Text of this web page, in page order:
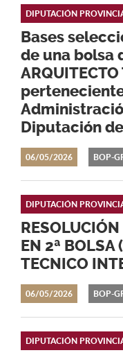
06/05/2026
Bases
de una bolsa
ARQUITECTO
Diputación
DIPUTACIÓN
BOP-
06/05/2026
EN 2ª BOLSA
TECNICO
DIPUTACIÓN
BOP-
DIPUTACIÓN